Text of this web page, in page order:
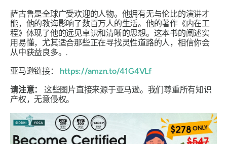
萨古鲁是全球广受欢迎的人物。他拥有无与伦比的演讲才
能，他的教诲影响了数百万人的生活。他的著作《内在工
程》体现了他的远见卓识和清晰的思想。这本书的阐述实
用易懂，尤其适合那些正在寻找灵性道路的人，相信你会
从中获益良多。.
亚马逊链接： https://amzn.to/41G4VLf
请注意：
这些图片直接来源于亚马逊。我们尊重所有知识
产权，无意侵权。